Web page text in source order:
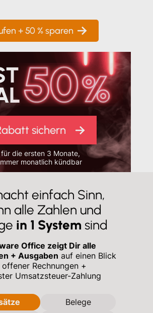
+ 50 % sparen
sichern
für die ersten 3 Monate,
monatlich kündbar
einfach Sinn,
alle Zahlen und
in 1 System sind
Office zeigt Dir alle
+ Ausgaben auf einen Blick
offener Rechnungen +
Umsatzsteuer-Zahlung
Belege